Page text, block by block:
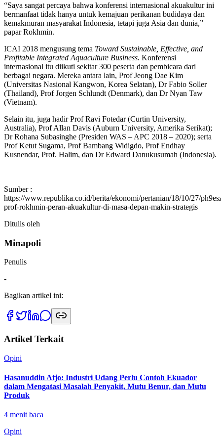
“Saya sangat percaya bahwa konferensi internasional akuakultur ini
bermanfaat tidak hanya untuk kemajuan perikanan budidaya dan
kemakmuran masyarakat Indonesia, tetapi juga Asia dan dunia,”
papar Rokhmin.
ICAI 2018 mengusung tema Toward Sustainable, Effective, and
Profitable Integrated Aquaculture Business. Konferensi
internasional itu diikuti sekitar 300 peserta dan pembicara dari
berbagai negara. Mereka antara lain, Prof Jeong Dae Kim
(Universitas Nasional Kangwon, Korea Selatan), Dr Fabio Soller
(Thailand), Prof Jorgen Schlundt (Denmark), dan Dr Nyan Taw
(Vietnam).
Selain itu, juga hadir Prof Ravi Fotedar (Curtin University,
Australia), Prof Allan Davis (Auburn University, Amerika Serikat);
Dr Rohana Subasinghe (Presiden WAS – APC 2018 – 2020); serta
Prof Ketut Sugama, Prof Bambang Widigdo, Prof Endhay
Kusnendar, Prof. Halim, dan Dr Edward Danukusumah (Indonesia).
Sumber :
https://www.republika.co.id/berita/ekonomi/pertanian/18/10/27/
prof-rokhmin-peran-akuakultur-di-masa-depan-makin-strategis
Ditulis oleh
Minapoli
Penulis
-
Bagikan artikel ini:
Artikel Terkait
Opini
Hasanuddin Atjo: Industri Udang Perlu Contoh Ekuador
dalam Mengatasi Masalah Penyakit, Mutu Benur, dan Mutu
Produk
4 menit baca
Opini